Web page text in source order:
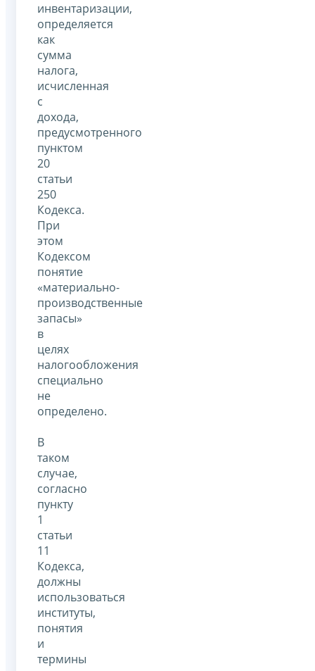
инвентаризации,
определяется
как
сумма
налога,
исчисленная
с
дохода,
предусмотренного
пунктом
20
статьи
250
Кодекса.
При
этом
Кодексом
понятие
«материально-
производственные
запасы»
в
целях
налогообложения
специально
не
определено.
В
таком
случае,
согласно
пункту
1
статьи
11
Кодекса,
должны
использоваться
институты,
понятия
и
термины